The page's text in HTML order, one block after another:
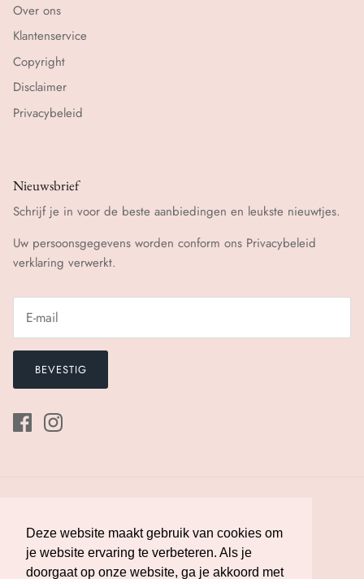
Deze website maakt gebruik van cookies om
je website ervaring te verbeteren. Als je
doorgaat op onze website, ga je akkoord met
Deze website maakt gebruik van cookies om
je website ervaring te verbeteren. Als je
doorgaat op onze website, ga je akkoord met
Over ons
Klantenservice
Copyright
Disclaimer
Privacybeleid
Nieuwsbrief
Schrijf je in voor de beste aanbiedingen en leukste nieuwtjes.
Uw persoonsgegevens worden conform ons Privacybeleid
verklaring verwerkt.
BEVESTIG